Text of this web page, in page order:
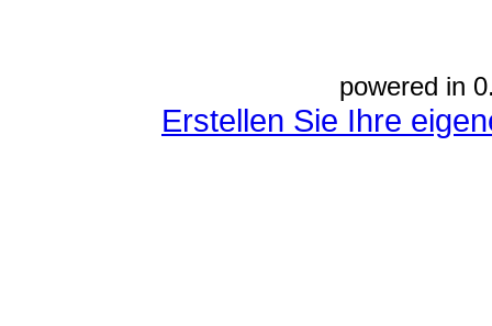
powered in
Erstellen Sie Ihre